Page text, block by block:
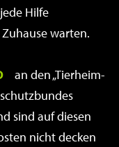
Hilfe
warten.
an den „Tierheim-
sind auf diesen
nicht decken